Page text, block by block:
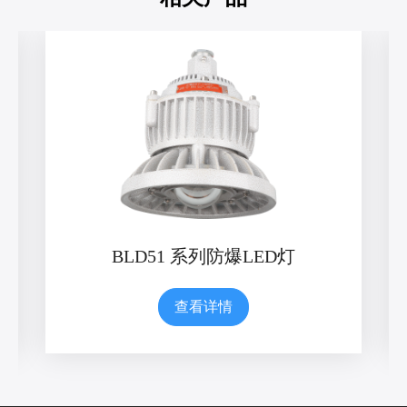
BLD51 系列防爆LED灯
查看详情